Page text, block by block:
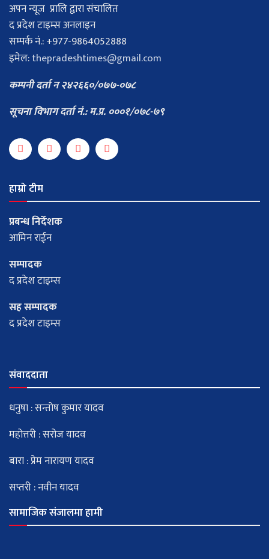
अपन न्यूज प्रालि द्वारा संचालित
द प्रदेश टाइम्स अनलाइन
सम्पर्क नं.: +977-9864052888
इमेल:thepradeshtimes@gmail.com
कम्पनी दर्ता न २४२६६०/०७७-०७८
सूचना विभाग दर्ता नं.: म.प्र. ०००१/०७८-७९
हाम्रो टीम
प्रबन्ध निर्देशक
आमिन राईन
सम्पादक
द प्रदेश टाइम्स
सह सम्पादक
द प्रदेश टाइम्स
संवाददाता
धनुषा : सन्तोष कुमार यादव
महोत्तरी : सरोज यादव
बारा : प्रेम नारायण यादव
सप्तरी : नवीन यादव
सामाजिक संजालमा हामी